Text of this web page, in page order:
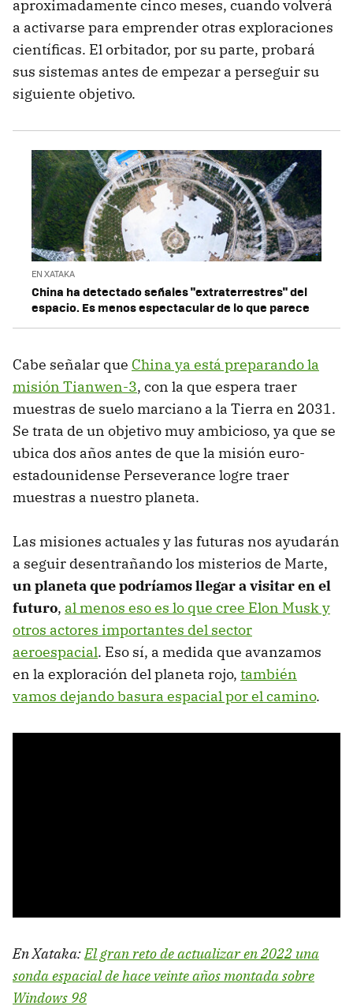
aproximadamente cinco meses, cuando volverá
a activarse para emprender otras exploraciones
científicas. El orbitador, por su parte, probará
sus sistemas antes de empezar a perseguir su
siguiente objetivo.
EN XATAKA
China ha detectado señales "extraterrestres" del
espacio. Es menos espectacular de lo que parece
Cabe señalar que China ya está preparando la
misión Tianwen-3, con la que espera traer
muestras de suelo marciano a la Tierra en 2031.
Se trata de un objetivo muy ambicioso, ya que se
ubica dos años antes de que la misión euro-
estadounidense Perseverance logre traer
muestras a nuestro planeta.
Las misiones actuales y las futuras nos ayudarán
a seguir desentrañando los misterios de Marte,
un planeta que podríamos llegar a visitar en el
futuro, al menos eso es lo que cree Elon Musk y
otros actores importantes del sector
aeroespacial. Eso sí, a medida que avanzamos
en la exploración del planeta rojo, también
vamos dejando basura espacial por el camino.
En Xataka:El gran reto de actualizar en 2022 una
sonda espacial de hace veinte años montada sobre
Windows 98